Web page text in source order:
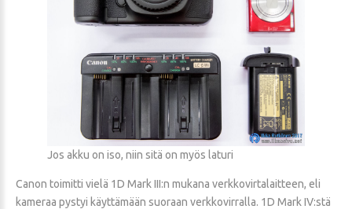
Jos akku on iso, niin sitä on myös laturi
Canon toimitti vielä 1D Mark III:n mukana verkkovirtalaitteen, eli
kameraa pystyi käyttämään suoraan verkkovirralla. 1D Mark IV:stä